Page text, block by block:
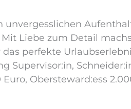
Liebe zum Detail
perfekte
Supervisor:in,
Euro, Obersteward:ess